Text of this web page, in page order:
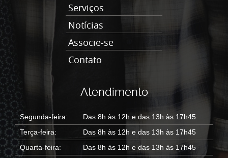
Serviços
Notícias
Associe-se
Contato
Atendimento
Segunda-feira:
Das 8h às 12h e das 13h às 17h45
Terça-feira:
Das 8h às 12h e das 13h às 17h45
Quarta-feira:
Das 8h às 12h e das 13h às 17h45